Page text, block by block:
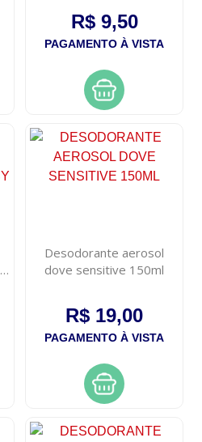
R$ 9,50
PAGAMENTO À VISTA
Desodorante aerosol
dove sensitive 150ml
R$ 19,00
PAGAMENTO À VISTA